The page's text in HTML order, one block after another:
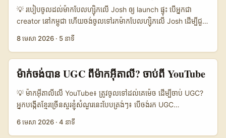
vibe សង្គម និងចងទៅគោលដៅអាជីវកម្ម។ Reference content ដែល
យើងមើលបានបង្ហាញថា វិធីសាស្ត្រនេះដើរតាម 2 សសរ៖ បំលែង content
content” ទេ ប៉ុន្តែបង្កើតសាច់រឿងឲ្យមានអារម្មណ៍ថា “អេ នេះមាន
ន័យចំពោះខ្ញុំហ្មង”។ ហើយបើអ្នកជាគ្រីអេត័រកម្ពុជា ឬអ្នកទីផ្សារ នៅចុងម៉ោង
ហើយចង់ share, ចង់ comment, ចង់ search បន្ត។ ...
💡 របៀបចូលដល់ម៉ាកបែលហ្ស៊ិកលើ Josh ឲ្យ launch ផ្ទុះ បើអ្នកជា
creator នៅកម្ពុជា ហើយចង់ចូលទៅរកម៉ាកបែលហ្ស៊ិកលើ Josh ដើម្បីជួយ
ហើយអ្នកអាចធ្វើឲ្យមនុស្សចង់ share មែនទែនទេ? ការផ្សព្វផ្សាយ
product launch សព្វថ្ងៃ មិនសូវឈ្នះដោយ ad ក្រាស់ៗទេ។ ទីផ្សារកំពុង
ទៅរក content ដែលមាន vibe, មាន culture, មាន fan energy។ នេះ
ហើយជាមូលហេតុដែលយើងឃើញ campaign ដូចជា The Belgian
Ayesha Khan ពេលថ្ងៃ Valentine’s 11th ដល់ 14th Feb — វា
8 មេសា 2026 · 5 នាទី
ម៉ាក់ចង់បាន UGC ពីម៉ាកអ៊ីតាលី? ចាប់ពី YouTube
💡 ម៉ាកអ៊ីតាលីលើ YouTube៖ ត្រូវចូលទៅដល់គេម៉េច ដើម្បីចាប់ UGC?
អ្នកបង្កើតខ្មែរ​ច្រើនសួរខ្ញុំសំណួរនេះបែបត្រង់ៗ៖ បើចង់រក UGC
6 មេសា 2026 · 4 នាទី